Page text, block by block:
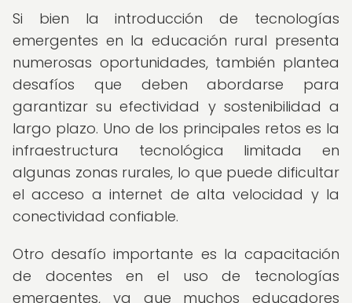
Si bien la introducción de tecnologías
emergentes en la educación rural presenta
numerosas oportunidades, también plantea
desafíos que deben abordarse para
garantizar su efectividad y sostenibilidad a
largo plazo. Uno de los principales retos es la
infraestructura tecnológica limitada en
algunas zonas rurales, lo que puede dificultar
el acceso a internet de alta velocidad y la
conectividad confiable.
Otro desafío importante es la capacitación
de docentes en el uso de tecnologías
emergentes, ya que muchos educadores